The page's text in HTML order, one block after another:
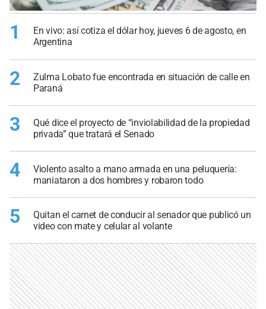
1
En vivo: así cotiza el dólar hoy, jueves 6 de agosto, en
Argentina
2
Zulma Lobato fue encontrada en situación de calle en
Paraná
3
Qué dice el proyecto de “inviolabilidad de la propiedad
privada” que tratará el Senado
4
Violento asalto a mano armada en una peluquería:
maniataron a dos hombres y robaron todo
5
Quitan el carnet de conducir al senador que publicó un
video con mate y celular al volante